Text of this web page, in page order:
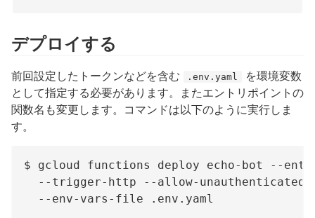
デプロイする
前回設定したトークンなどを含む .env.yaml
を環境変数
として指定する必要があります。またエントリポイントの
関数名も変更します。コマンドは以下のように実行しま
す。
$ gcloud functions deploy echo-bot --
  --trigger-http --allow-unauthenticated